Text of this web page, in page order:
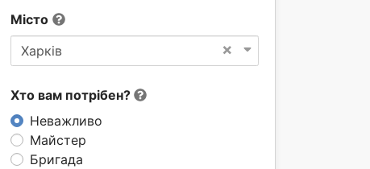
Місто
×
Харків
Хто вам потрібен?
Неважливо
Майстер
Бригада